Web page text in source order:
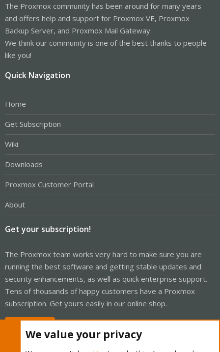
The Proxmox community has been around for many years
and offers help and support for Proxmox VE, Proxmox
Backup Server, and Proxmox Mail Gateway.
We think our community is one of the best thanks to people
like you!
Quick Navigation
Home
Get Subscription
Wiki
Downloads
Proxmox Customer Portal
About
Get your subscription!
The Proxmox team works very hard to make sure you are
running the best software and getting stable updates and
security enhancements, as well as quick enterprise support.
Tens of thousands of happy customers have a Proxmox
subscription. Get yours easily in our online shop.
We value your privacy